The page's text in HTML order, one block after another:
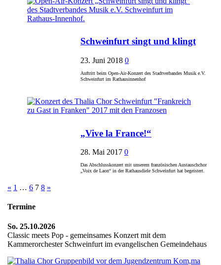
Schweinfurt singt und klingt
23. Juni 2018 0
Auftritt beim Open-Air-Konzert des Stadtverbandes Musik e.V.
Schweinfurt im Rathausinnenhof
„Vive la France!“
28. Mai 2017 0
Das Abschlusskonzert mit unserem französischen Austauschchor
„Voix de Laon“ in der Rathausdiele Schweinfurt hat begeistert.
Seitennummerierung
der
« 1 … 6 7 8 »
Termine
So. 25.10.2026
Classic meets Pop - gemeinsames Konzert mit dem
Kammerorchester Schweinfurt im evangelischen Gemeindehaus